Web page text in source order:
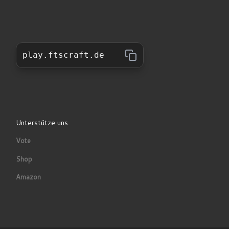
play.ftscraft.de
Unterstütze uns
Vote
Shop
Amazon